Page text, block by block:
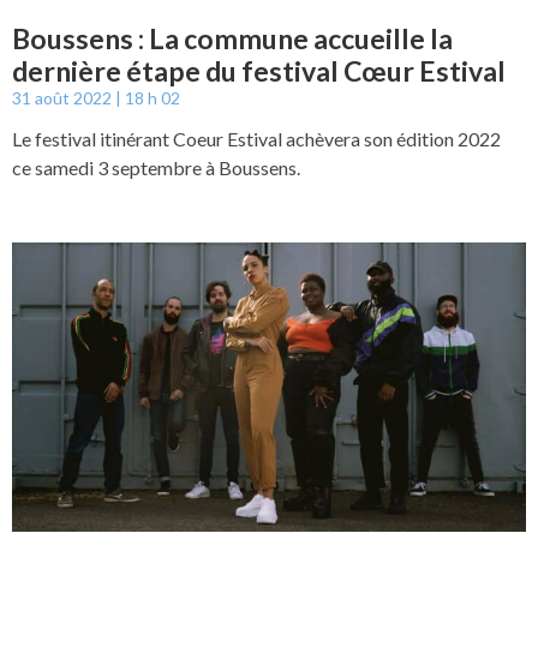
Boussens : La commune accueille la
dernière étape du festival Cœur Estival
31 août 2022 18 h 02
Le festival itinérant Coeur Estival achèvera son édition 2022
ce samedi 3 septembre à Boussens.